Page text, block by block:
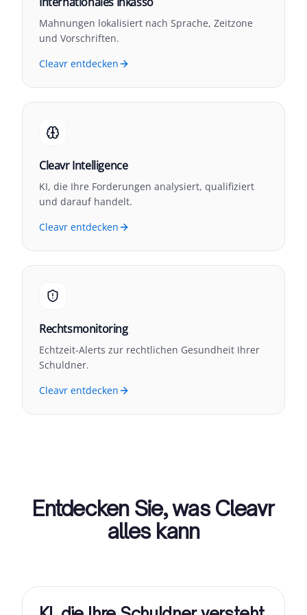
Mahnungen lokalisiert nach Sprache, Zeitzone
und Vorschriften.
Cleavr entdecken
Cleavr Intelligence
KI, die Ihre Forderungen analysiert, qualifiziert
und darauf handelt.
Cleavr entdecken
Rechtsmonitoring
Echtzeit-Alerts zur rechtlichen Gesundheit Ihrer
Schuldner.
Cleavr entdecken
Entdecken Sie, was Cleavr
alles kann